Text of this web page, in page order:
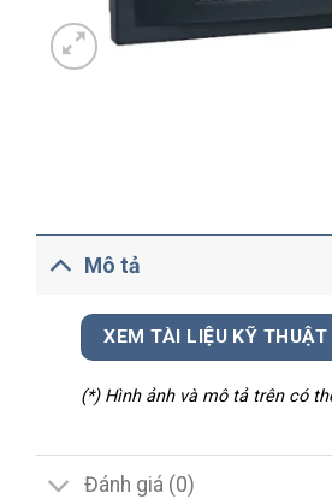
Mô tả
XEM TÀI LIỆU KỸ THUẬT
(*) Hình ảnh và mô tả trên có
Đánh giá (0)